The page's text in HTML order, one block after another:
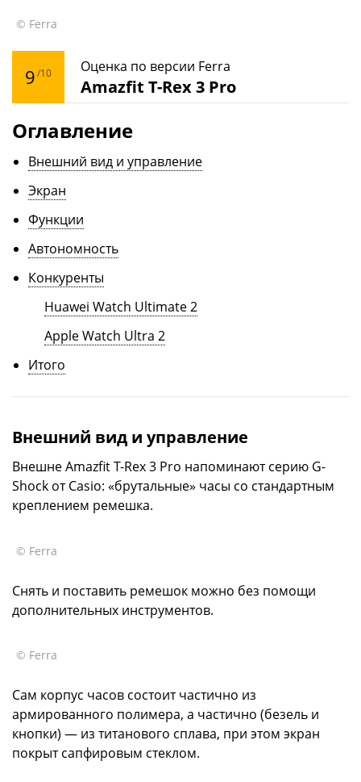
© Ferra
9/10 Оценка по версии Ferra
Amazfit T-Rex 3 Pro
Оглавление
Внешний вид и управление
Экран
Функции
Автономность
Конкуренты
Huawei Watch Ultimate 2
Apple Watch Ultra 2
Итого
Внешний вид и управление
Внешне Amazfit T-Rex 3 Pro напоминают серию G-
Shock от Casio: «брутальные» часы со стандартным
креплением ремешка.
© Ferra
Снять и поставить ремешок можно без помощи
дополнительных инструментов.
© Ferra
Сам корпус часов состоит частично из
армированного полимера, а частично (безель и
кнопки) — из титанового сплава, при этом экран
покрыт сапфировым стеклом.